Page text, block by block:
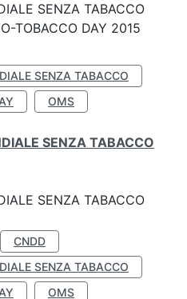
SENZA TABACCO
TOBACCO DAY 2015
SENZA TABACCO
OMS
SENZA TABACCO
SENZA TABACCO
CNDD
SENZA TABACCO
OMS